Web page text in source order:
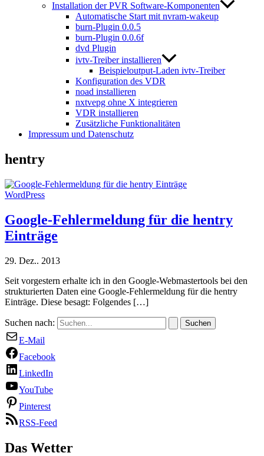
Installation der PVR Software-Komponenten
Automatische Start mit nvram-wakeup
burn-Plugin 0.0.5
burn-Plugin 0.0.6f
dvd Plugin
ivtv-Treiber installieren
Beispieloutput-Laden ivtv-Treiber
Konfiguration des VDR
noad installieren
nxtvepg ohne X integrieren
VDR installieren
Zusätzliche Funktionalitäten
Impressum und Datenschutz
hentry
WordPress
Google-Fehlermeldung für die hentry
Einträge
29. Dez.. 2013
Seit vorgestern erhalte ich in den Google-Webmastertools bei den
strukturierten Daten eine Google-Fehlermeldung für die hentry
Einträge. Diese besagt: Folgendes […]
Suchen nach:
E-Mail
Facebook
LinkedIn
YouTube
Pinterest
RSS-Feed
Das Wetter